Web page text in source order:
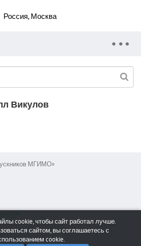
Россия, Москва
Викулов
МГИМО»
cookie, чтобы сайт работал лучше.
сайтом, вы соглашаетесь с
cookie.